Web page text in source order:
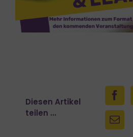
Diesen Artikel
teilen ...